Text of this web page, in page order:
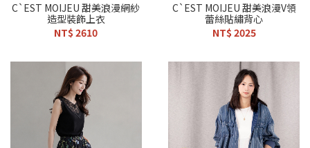
C`EST MOIJEU 甜美浪漫網紗
造型裝飾上衣
NT$ 2610
C`EST MOIJEU 甜美浪漫V領
蕾絲貼繡背心
NT$ 2025